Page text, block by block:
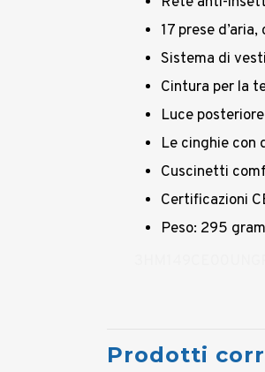
17 prese
Sistema di
Cintura per la
Luce
Le cinghie con
Cuscinetti
Certificazioni
Peso: 295
Prodotti